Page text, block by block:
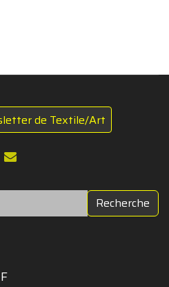
de Textile/Art
Recherche